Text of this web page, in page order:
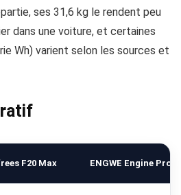
ses 31,6 kg le rendent peu
dans une voiture, et certaines
Wh) varient selon les sources et
F20 Max ENGWE Engine Pro